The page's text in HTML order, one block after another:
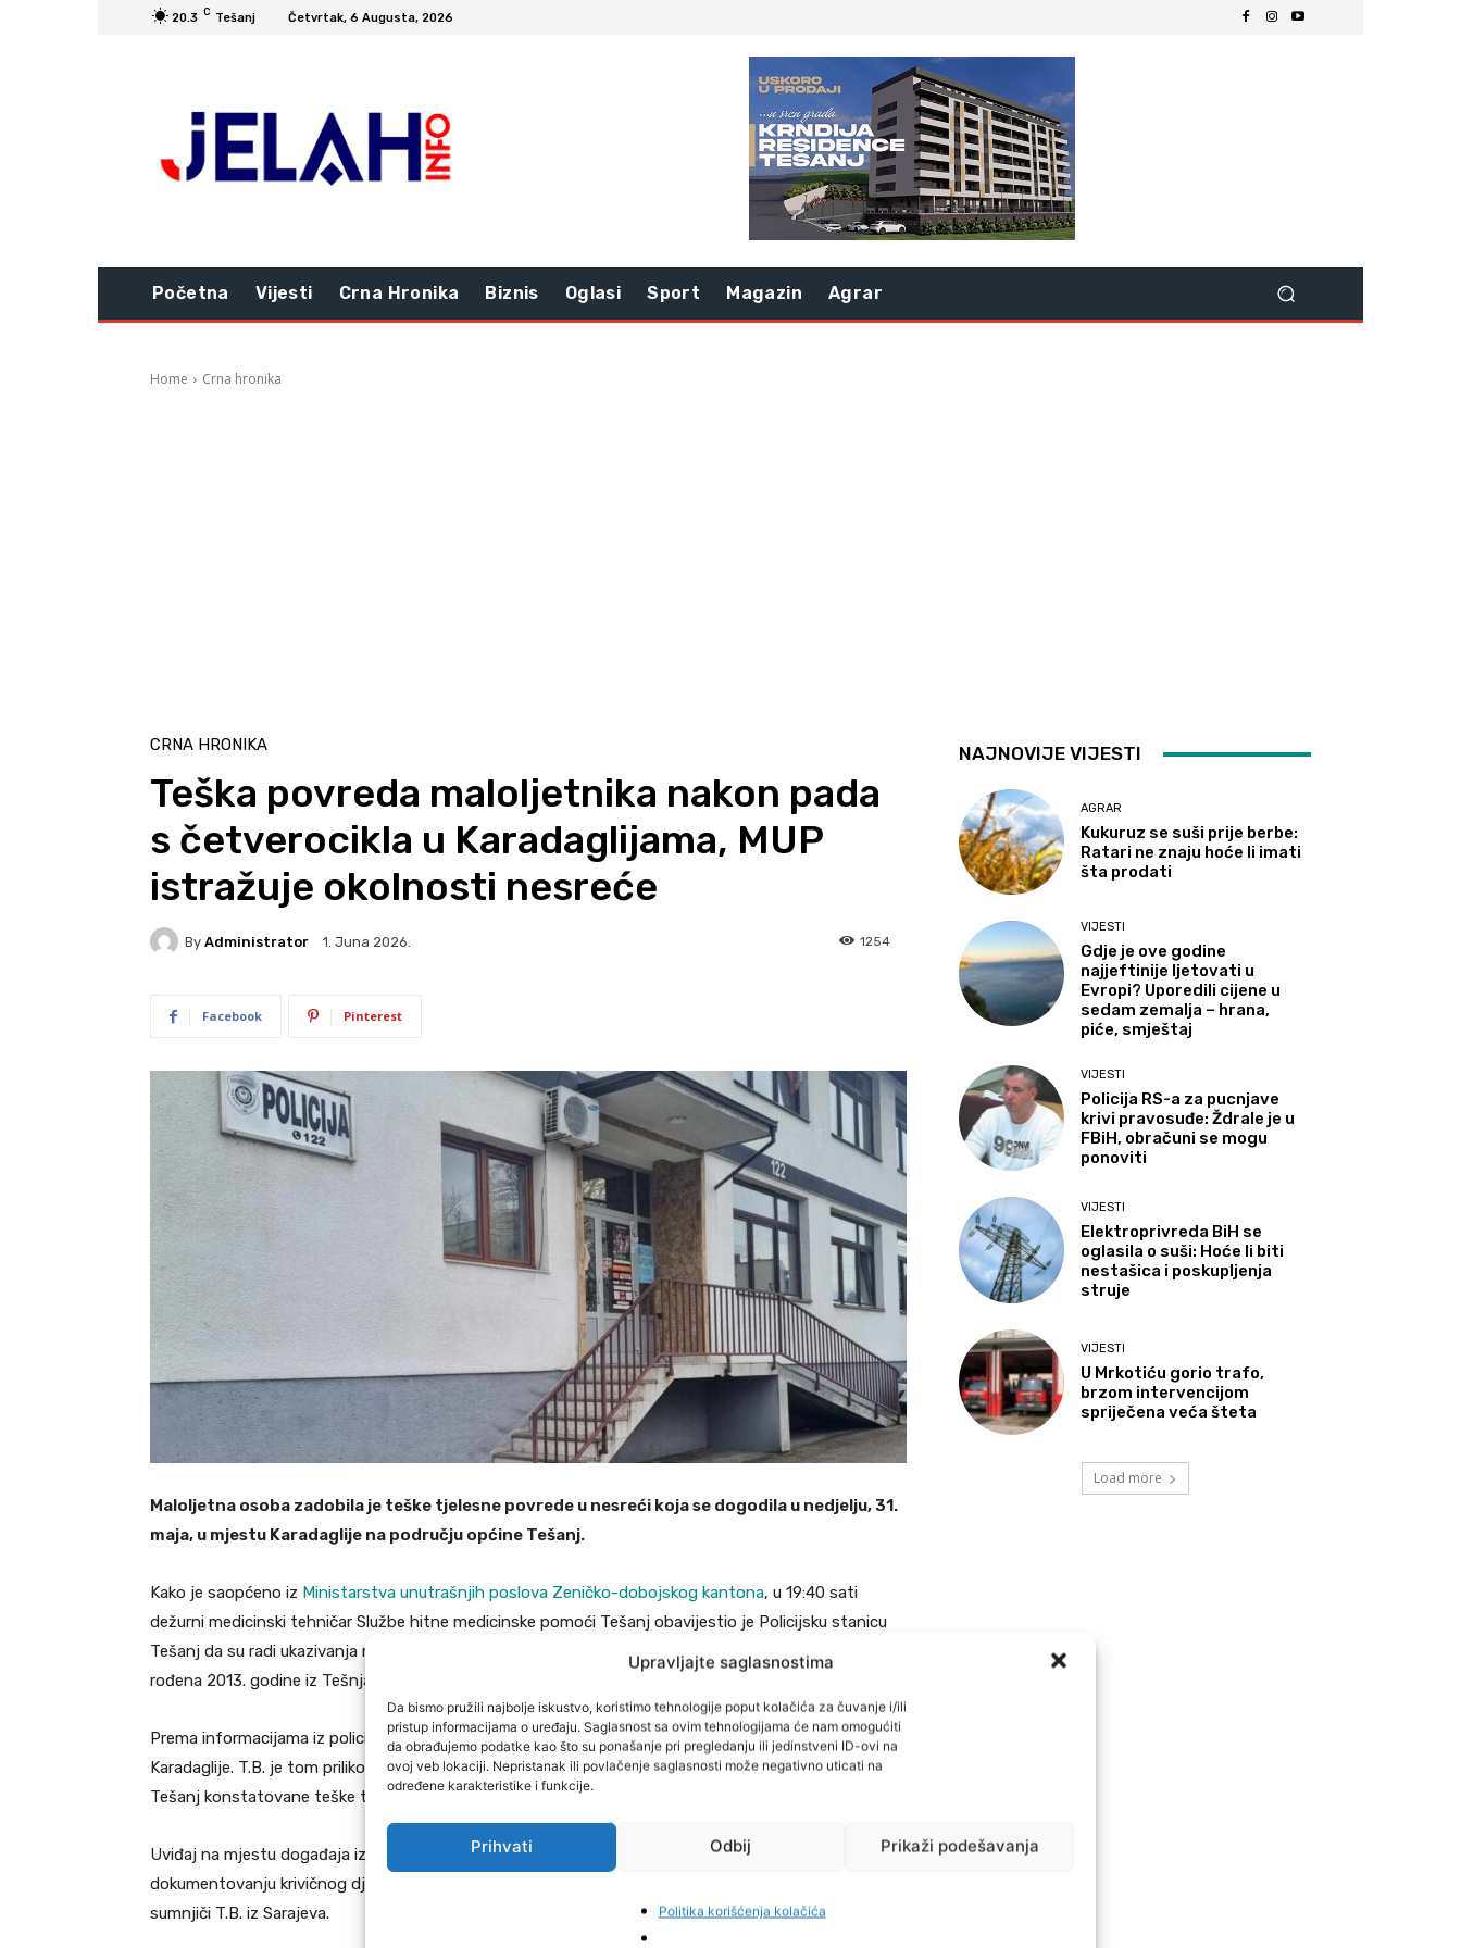
Upravljajte saglasnostima
Da bismo pružili najbolje iskustvo, koristimo tehnologije poput kolačića za čuvanje i/ili
pristup informacijama o uređaju. Saglasnost sa ovim tehnologijama će nam omogućiti
da obrađujemo podatke kao što su ponašanje pri pregledanju ili jedinstveni ID-ovi na
ovoj veb lokaciji. Nepristanak ili povlačenje saglasnosti može negativno uticati na
određene karakteristike i funkcije.
Prihvati Odbij Prikaži podešavanja
Politika korišćenja kolačića
20.3 C Tešanj Četvrtak, 6 Augusta, 2026
Početna Vijesti Crna Hronika Biznis Oglasi Sport Magazin Agrar
Home Crna hronika
CRNA HRONIKA
Teška povreda maloljetnika nakon pada
s četverocikla u Karadaglijama, MUP
istražuje okolnosti nesreće
By Administrator 1. Juna 2026. 1254
Facebook Pinterest
Maloljetna osoba zadobila je teške tjelesne povrede u nesreći koja se dogodila u nedjelju, 31.
maja, u mjestu Karadaglije na području općine Tešanj.
Kako je saopćeno iz Ministarstva unutrašnjih poslova Zeničko-dobojskog kantona, u 19:40 sati
dežurni medicinski tehničar Službe hitne medicinske pomoći Tešanj obavijestio je Policijsku stanicu
Tešanj da su radi ukazivanja medicinske pomoći primljeni T.B. (1997.) iz Sarajeva i maloljetna osoba
rođena 2013. godine iz Tešnja.
Prema informacijama iz policije, obje osobe povrijeđene su prilikom pada s četverocikla u mjestu
Karadaglije. T.B. je tom prilikom zadobio lakše tjelesne povrede, dok su maloljetniku u Općoj bolnici
Tešanj konstatovane teške tjelesne povrede.
Uviđaj na mjestu događaja izvršili su službenici Policijske stanice Tešanj, koji nastavljaju aktivnosti na
dokumentovanju krivičnog djela „Ugrožavanje javnog prometa zbog omamljenosti“, za koje se
sumnjiči T.B. iz Sarajeva.
NAJNOVIJE VIJESTI
AGRAR
Kukuruz se suši prije berbe:
Ratari ne znaju hoće li imati
šta prodati
VIJESTI
Gdje je ove godine
najjeftinije ljetovati u
Evropi? Uporedili cijene u
sedam zemalja – hrana,
piće, smještaj
VIJESTI
Policija RS-a za pucnjave
krivi pravosuđe: Ždrale je u
FBiH, obračuni se mogu
ponoviti
VIJESTI
Elektroprivreda BiH se
oglasila o suši: Hoće li biti
nestašica i poskupljenja
struje
VIJESTI
U Mrkotiću gorio trafo,
brzom intervencijom
spriječena veća šteta
Load more